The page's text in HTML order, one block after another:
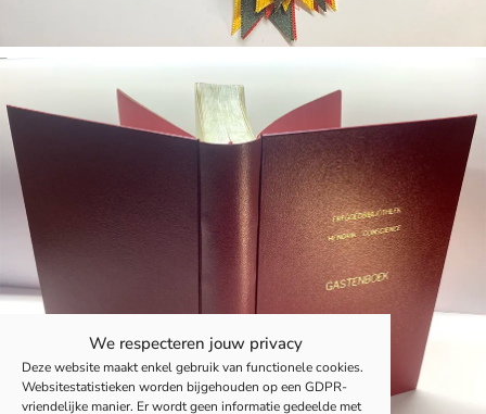
We respecteren jouw privacy
Deze website maakt enkel gebruik van functionele cookies.
Websitestatistieken worden bijgehouden op een GDPR-
vriendelijke manier. Er wordt geen informatie gedeelde met